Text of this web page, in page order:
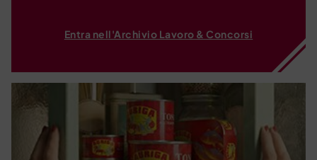
Entra nell'Archivio Lavoro & Concorsi